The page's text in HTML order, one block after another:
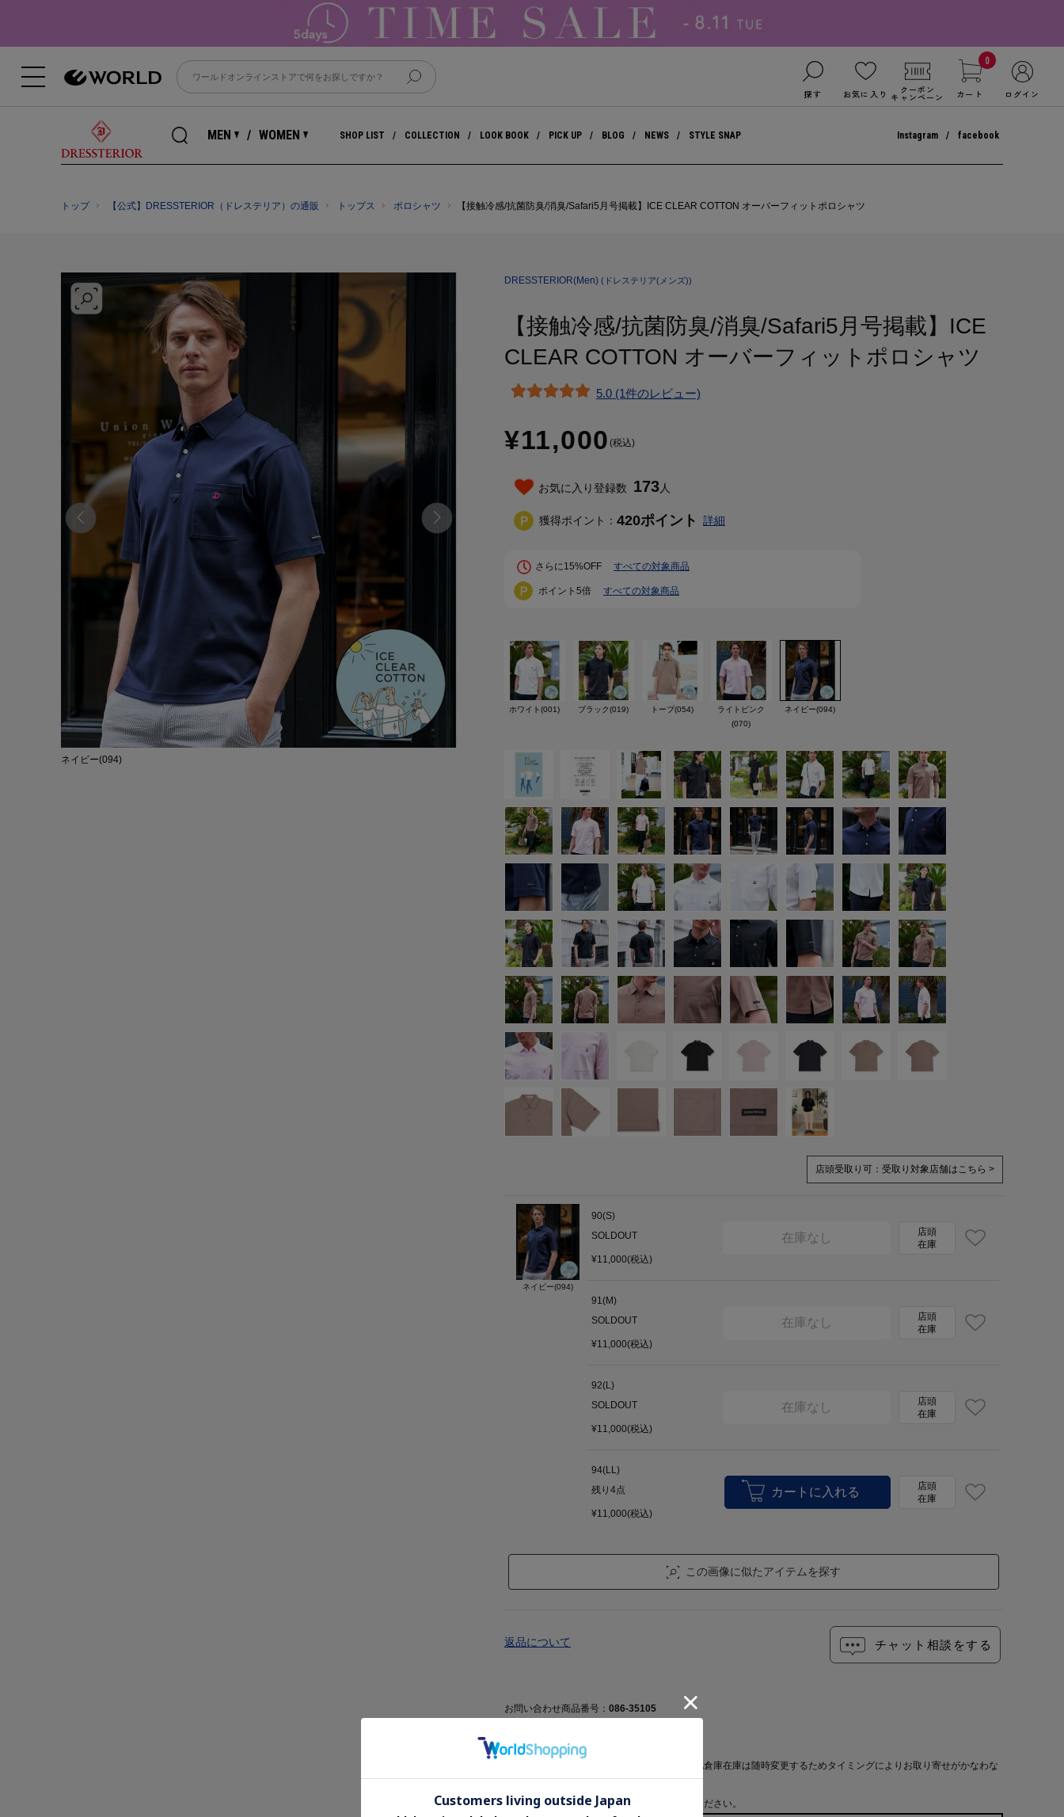
探す お気に入り クーポン
キャンペーン
0
カート ログイン
MEN WOMEN SHOP LIST COLLECTION LOOK BOOK PICK UP BLOG NEWS STYLE SNAP Instagram facebook
トップ 【公式】DRESSTERIOR（ドレステリア）の通販 トップス ポロシャツ 【接触冷感/抗菌防臭/消臭/Safari5月号掲載】ICE CLEAR COTTON オーバーフィットポロシャツ
ネイビー(094)
DRESSTERIOR(Men) (ドレステリア(メンズ))
【接触冷感/抗菌防臭/消臭/Safari5月号掲載】ICE
CLEAR COTTON オーバーフィットポロシャツ
5.0 (1件のレビュー)
¥11,000 (税込)
お気に入り登録数 173人
獲得ポイント： 420ポイント 詳細
さらに15%OFF すべての対象商品
ポイント5倍 すべての対象商品
ホワイト(001) ブラック(019) トープ(054)
ライトピンク
(070)
ネイビー(094)
店頭受取り可： 受取り対象店舗はこちら >
ネイビー(094)
90(S)
SOLDOUT
¥11,000(税込)
在庫なし
店頭
在庫
91(M)
SOLDOUT
¥11,000(税込)
在庫なし
店頭
在庫
92(L)
SOLDOUT
¥11,000(税込)
在庫なし
店頭
在庫
94(LL)
残り 4点
¥11,000(税込)
店頭
在庫
この画像に似たアイテムを探す
チャット相談をする
返品について
お問い合わせ商品番号： 086-35105
▼お取り寄せ購入について
ご注文後に商品のお手配をおこないますが、他倉庫在庫は随時変更するためタイミングによりお取り寄せがかなわな
詳細は【 お取り寄せ購入について 】をご確認ください。